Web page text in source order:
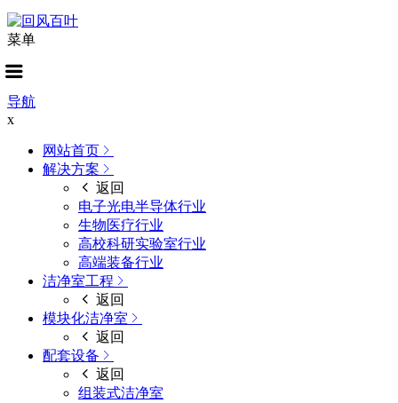
菜单
导航
x
网站首页
解决方案
返回
电子光电半导体行业
生物医疗行业
高校科研实验室行业
高端装备行业
洁净室工程
返回
模块化洁净室
返回
配套设备
返回
组装式洁净室